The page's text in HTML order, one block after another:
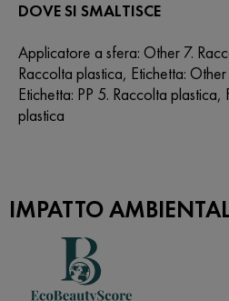
DOVE SI SMALTISCE
Applicatore a sfera: Other 7.
Raccolta plastica, Etichetta:
Etichetta: PP 5. Raccolta plastica,
plastica
IMPATTO